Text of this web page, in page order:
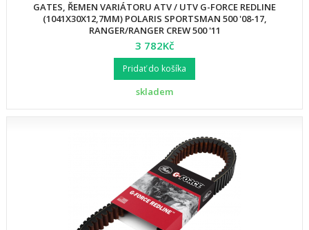
GATES, ŘEMEN VARIÁTORU ATV / UTV G-FORCE REDLINE
(1041X30X12,7MM) POLARIS SPORTSMAN 500 '08-17,
RANGER/RANGER CREW 500 '11
3 782Kč
Pridať do košíka
skladem